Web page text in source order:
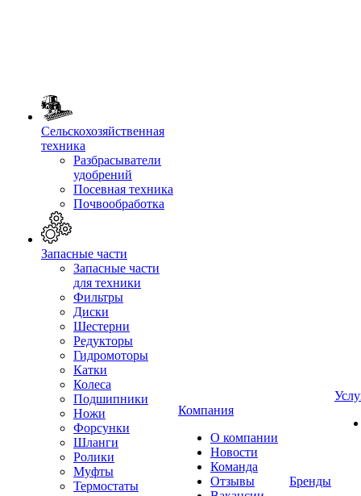
Сельскохозяйственная
техника
Разбрасыватели
удобрений
Посевная техника
Почвообработка
Запасные части
Запасные части
для техники
Фильтры
Диски
Шестерни
Редукторы
Гидромоторы
Катки
Колеса
Подшипники
Ножи
Форсунки
Шланги
Ролики
Муфты
Термостаты
Компания
О компании
Новости
Команда
Отзывы
Бренды